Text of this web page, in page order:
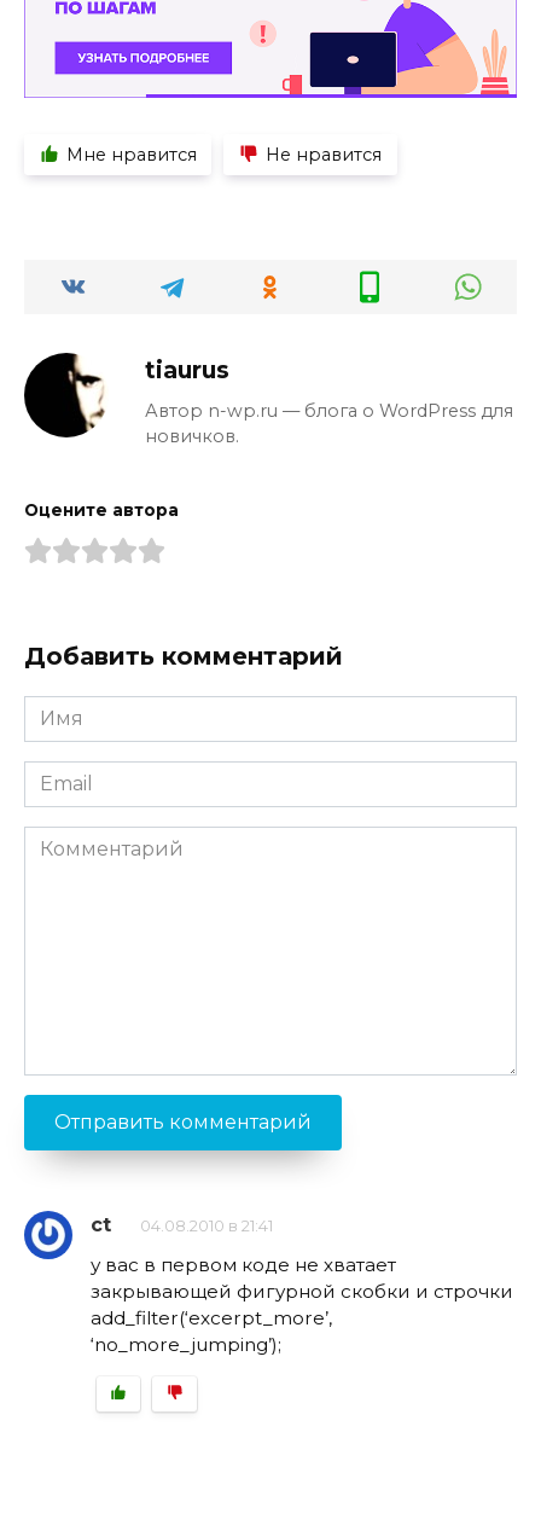
Мне нравится Не нравится
tiaurus
Автор n-wp.ru — блога о WordPress для
новичков.
Оцените автора
Добавить комментарий
Имя
*
Email
*
Комментарий
ct 04.08.2010 в 21:41
у вас в первом коде не хватает
закрывающей фигурной скобки и строчки
add_filter(‘excerpt_more’,
‘no_more_jumping’);